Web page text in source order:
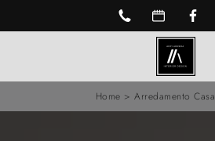
Home >Arredamento Casa